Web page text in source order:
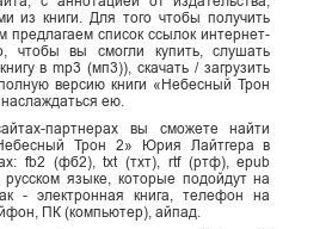
из книги. Для того чтобы получить
предлагаем список ссылок интернет-
чтобы вы смогли купить, слушать
в mp3 (мп3)), скачать / загрузить
версию книги «Небесный Трон
ею.
партнерах вы сможете найти
Трон 2» Юрия Лайтгера в
fb2 (фб2), txt (тхт), rtf (ртф), epub
языке, которые подойдут на
- электронная книга, телефон на
ПК (компьютер), айпад.